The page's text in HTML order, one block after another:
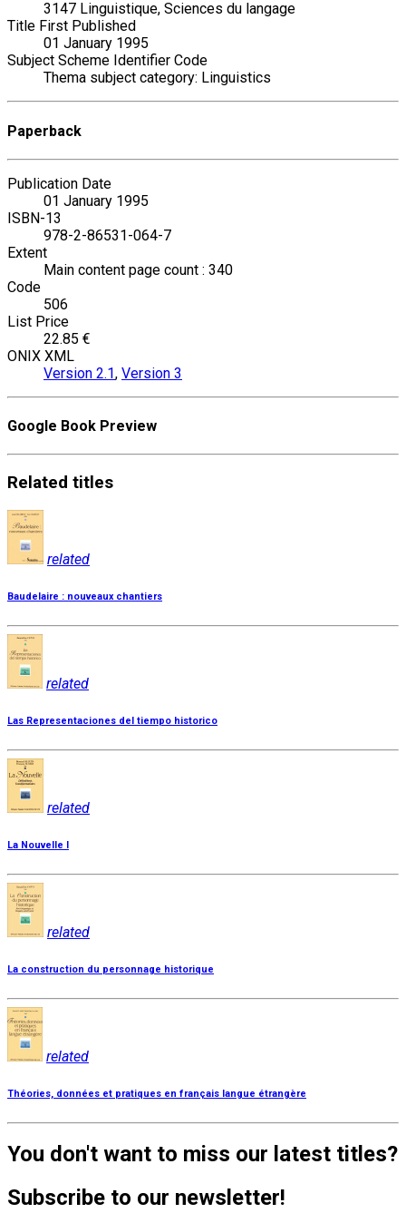
3147 Linguistique, Sciences du langage
Title First Published
01 January 1995
Subject Scheme Identifier Code
Thema subject category: Linguistics
Paperback
Publication Date
01 January 1995
ISBN-13
978-2-86531-064-7
Extent
Main content page count : 340
Code
506
List Price
22.85 €
ONIX XML
Version 2.1, Version 3
Google Book Preview
Related titles
related
Baudelaire : nouveaux chantiers
related
Las Representaciones del tiempo historico
related
La Nouvelle I
related
La construction du personnage historique
related
Théories, données et pratiques en français langue étrangère
You don't want to miss our latest titles?
Subscribe to our newsletter!